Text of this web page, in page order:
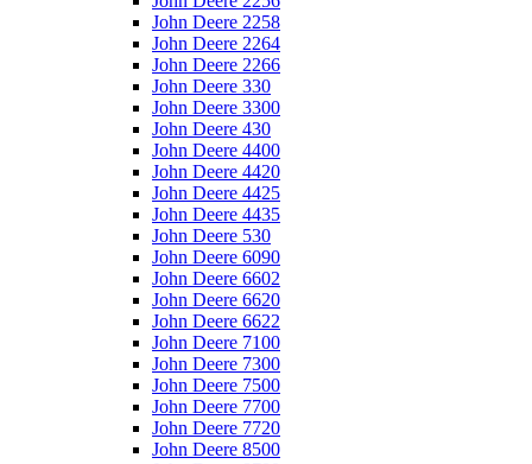
John Deere 2258
John Deere 2264
John Deere 2266
John Deere 330
John Deere 3300
John Deere 430
John Deere 4400
John Deere 4420
John Deere 4425
John Deere 4435
John Deere 530
John Deere 6090
John Deere 6602
John Deere 6620
John Deere 6622
John Deere 7100
John Deere 7300
John Deere 7500
John Deere 7700
John Deere 7720
John Deere 8500